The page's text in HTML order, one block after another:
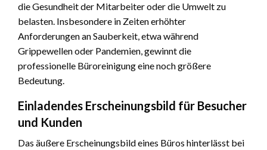
die Gesundheit der Mitarbeiter oder die Umwelt zu
belasten. Insbesondere in Zeiten erhöhter
Anforderungen an Sauberkeit, etwa während
Grippewellen oder Pandemien, gewinnt die
professionelle Büroreinigung eine noch größere
Bedeutung.
Einladendes Erscheinungsbild für Besucher
und Kunden
Das äußere Erscheinungsbild eines Büros hinterlässt bei